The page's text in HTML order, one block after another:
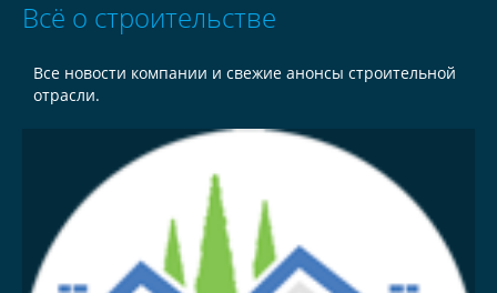
Всё о строительстве
Все новости компании и свежие анонсы строительной
отрасли.